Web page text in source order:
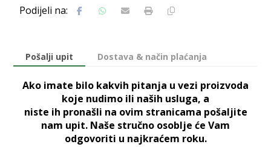
Pošalji upit Dostava & način plaćanja
Ako imate bilo kakvih pitanja u vezi proizvoda
koje nudimo ili naših usluga, a
niste ih pronašli na ovim stranicama pošaljite
nam upit. Naše stručno osoblje će Vam
odgovoriti u najkraćem roku.